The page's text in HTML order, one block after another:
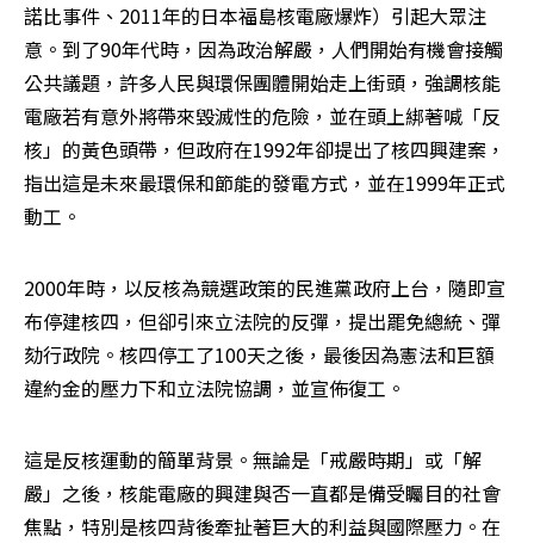
諾比事件、2011年的日本福島核電廠爆炸）引起大眾注
意。到了90年代時，因為政治解嚴，人們開始有機會接觸
公共議題，許多人民與環保團體開始走上街頭，強調核能
電廠若有意外將帶來毀滅性的危險，並在頭上綁著喊「反
核」的黃色頭帶，但政府在1992年卻提出了核四興建案，
指出這是未來最環保和節能的發電方式，並在1999年正式
動工。
2000年時，以反核為競選政策的民進黨政府上台，隨即宣
布停建核四，但卻引來立法院的反彈，提出罷免總統、彈
劾行政院。核四停工了100天之後，最後因為憲法和巨額
違約金的壓力下和立法院協調，並宣佈復工。
這是反核運動的簡單背景。無論是「戒嚴時期」或「解
嚴」之後，核能電廠的興建與否一直都是備受矚目的社會
焦點，特別是核四背後牽扯著巨大的利益與國際壓力。在